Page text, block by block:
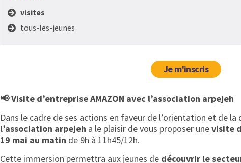
visites
tous-les-jeunes
Je m'inscris
📢 Visite d’entreprise AMAZON avec l’association arpejeh
Dans le cadre de ses actions en faveur de l’orientation et de
l’association arpejeh a le plaisir de vous proposer unevisite
19 mai au matin de 9h à 11h45/12h.
Cette immersion permettra aux jeunes de découvrir le